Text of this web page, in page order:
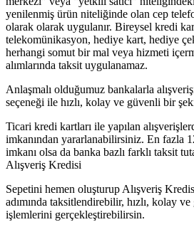
yenilenmiş ürün niteliğinde olan cep
olarak olarak uygulanır. Bireysel kredi
telekomünikasyon, hediye kart, hediye
herhangi somut bir mal veya hizmeti
alımlarında taksit uygulanamaz.
Anlaşmalı olduğumuz bankalarla
seçeneği ile hızlı, kolay ve güvenli bir
Ticari kredi kartları ile yapılan
imkanından yararlanabilirsiniz. En fazla
imkanı olsa da banka bazlı farklı taksit
Alışveriş Kredisi
Sepetini hemen oluşturup Alışveriş
adımında taksitlendirebilir, hızlı, kolay
işlemlerini gerçekleştirebilirsin.